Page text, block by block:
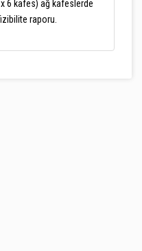
6 kafes) ağ kafeslerde
raporu.